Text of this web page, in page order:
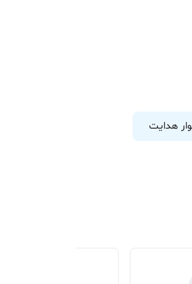
هدایت